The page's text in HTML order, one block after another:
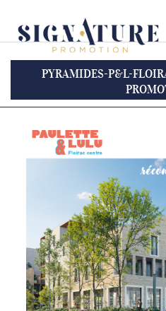
PYRAMIDES-P&L-